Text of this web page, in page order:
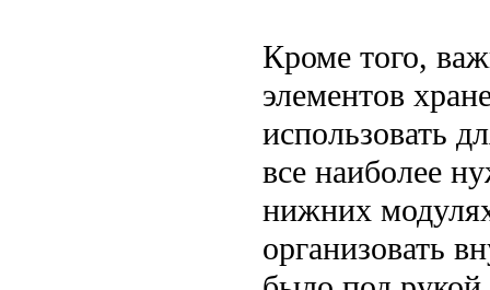
Кроме того,
элементов
использовать
все наиболее
нижних
организовать